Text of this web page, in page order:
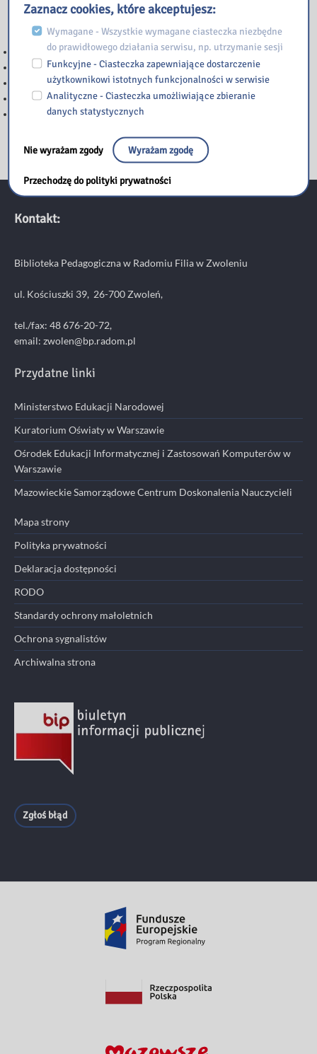
Przeczytaj
WAŻNA INFORMACJA
GODZINY PRACY BIBLIOTEKI W CZASIE WAKACJI SZKOLNYCH
WAŻNA INFORMACJA
ZMIANA GODZIN PRACY BIBLIOTEKI – 12 czerwca
NARYSUJ JĘZYK POLSKI – tworzymy graficzną listę lektur
Kontakt:
Biblioteka Pedagogiczna w Radomiu Filia w Zwoleniu
ul. Kościuszki 39, 26-700 Zwoleń,
tel./fax: 48 676-20-72,
email: zwolen@bp.radom.pl
Przydatne linki
Ministerstwo Edukacji Narodowej
Kuratorium Oświaty w Warszawie
Ośrodek Edukacji Informatycznej i Zastosowań Komputerów w
Warszawie
Mazowieckie Samorządowe Centrum Doskonalenia Nauczycieli
Mapa strony
Polityka prywatności
Deklaracja dostępności
RODO
Standardy ochrony małoletnich
Ochrona sygnalistów
Archiwalna strona
Zgłoś błąd
Zaznacz cookies, które akceptujesz:
Wymagane - Wszystkie wymagane ciasteczka niezbędne
do prawidłowego działania serwisu, np. utrzymanie sesji
Funkcyjne - Ciasteczka zapewniające dostarczenie
użytkownikowi istotnych funkcjonalności w serwisie
Analityczne - Ciasteczka umożliwiające zbieranie
danych statystycznych
Nie wyrażam zgody Wyrażam zgodę
Przechodzę do polityki prywatności